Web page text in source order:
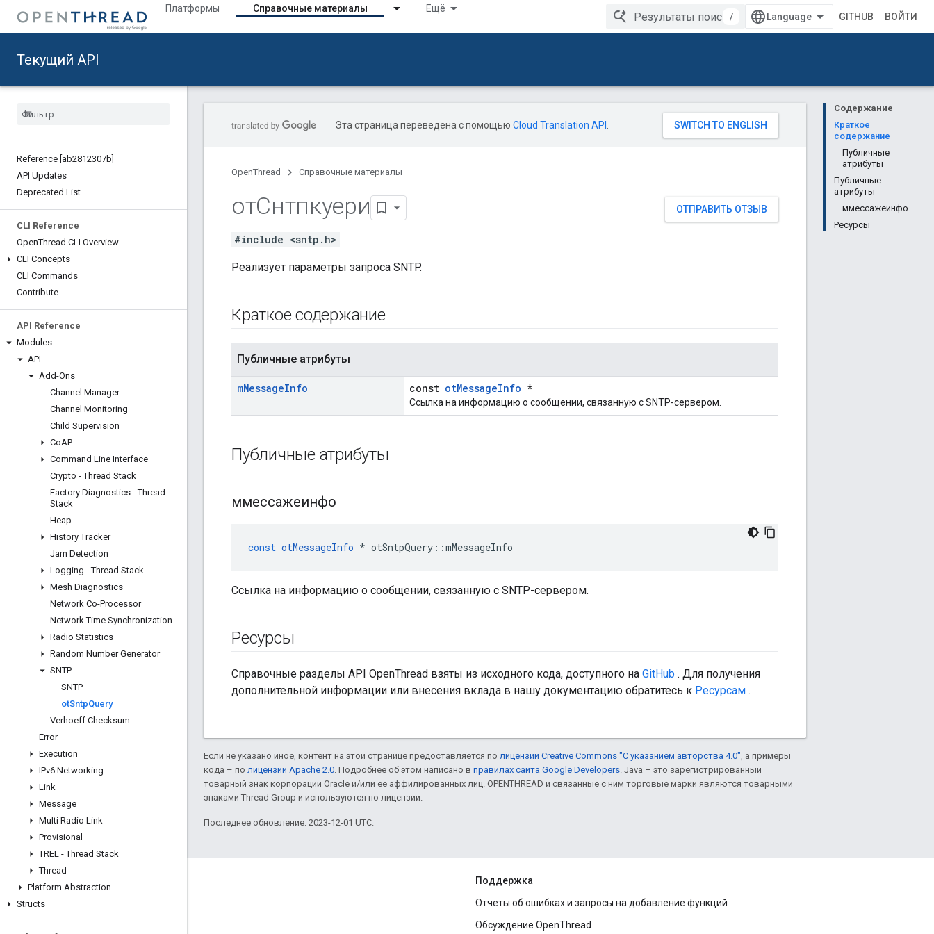
Платформы Справочные материалы Ещё
/ GITHUB ВОЙТИ
Текущий API
Reference [ab2812307b]
API Updates
Deprecated List
CLI Reference
OpenThread CLI Overview
CLI Concepts
CLI Commands
Contribute
API Reference
Modules
API
Add-Ons
Channel Manager
Channel Monitoring
Child Supervision
CoAP
Command Line Interface
Crypto - Thread Stack
Factory Diagnostics - Thread
Stack
Heap
History Tracker
Jam Detection
Logging - Thread Stack
Mesh Diagnostics
Network Co-Processor
Network Time Synchronization
Radio Statistics
Random Number Generator
SNTP
SNTP
otSntpQuery
Verhoeff Checksum
Error
Execution
IPv6 Networking
Link
Message
Multi Radio Link
Provisional
TREL - Thread Stack
Thread
Platform Abstraction
Structs
Содержание
Краткое
содержание
Публичные
атрибуты
Публичные
атрибуты
ммессажеинфо
Ресурсы
Эта страница переведена с помощью Cloud Translation API
OpenThread Справочные материалы
ОТПРАВИТЬ ОТЗЫВ
отСнтпкуери
#include <sntp.h>
Реализует параметры запроса SNTP.
Краткое содержание
Публичные атрибуты
mMessageInfo const otMessageInfo *
Ссылка на информацию о сообщении, связанную с SNTP-сервером.
Публичные атрибуты
ммессажеинфо
const otMessageInfo * otSntpQuery ::mMessageInfo
Ссылка на информацию о сообщении, связанную с SNTP-сервером.
Ресурсы
Справочные разделы API OpenThread взяты из исходного кода, доступного на GitHub . Для получения
дополнительной информации или внесения вклада в нашу документацию обратитесь к Ресурсам .
Если не указано иное, контент на этой странице предоставляется по лицензии Creative Commons "С указанием авторства 4.0", а примеры
кода – по лицензии Apache 2.0. Подробнее об этом написано в правилах сайта Google Developers. Java – это зарегистрированный
товарный знак корпорации Oracle и/или ее аффилированных лиц. OPENTHREAD и связанные с ним торговые марки являются товарными
знаками Thread Group и используются по лицензии.
Последнее обновление: 2023-12-01 UTC.
OpenThread
Border Router
Поддержка
Отчеты об ошибках и запросы на добавление функций
Обсуждение OpenThread